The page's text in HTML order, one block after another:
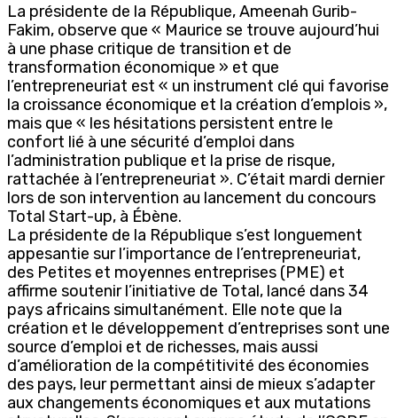
La présidente de la République, Ameenah Gurib-
Fakim, observe que « Maurice se trouve aujourd’hui
à une phase critique de transition et de
transformation économique » et que
l’entrepreneuriat est « un instrument clé qui favorise
la croissance économique et la création d’emplois »,
mais que « les hésitations persistent entre le
confort lié à une sécurité d’emploi dans
l’administration publique et la prise de risque,
rattachée à l’entrepreneuriat ». C’était mardi dernier
lors de son intervention au lancement du concours
Total Start-up, à Ébène.
La présidente de la République s’est longuement
appesantie sur l’importance de l’entrepreneuriat,
des Petites et moyennes entreprises (PME) et
affirme soutenir l’initiative de Total, lancé dans 34
pays africains simultanément. Elle note que la
création et le développement d’entreprises sont une
source d’emploi et de richesses, mais aussi
d’amélioration de la compétitivité des économies
des pays, leur permettant ainsi de mieux s’adapter
aux changements économiques et aux mutations